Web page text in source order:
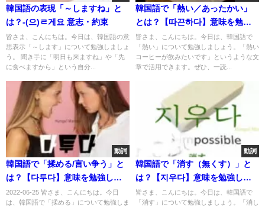
韓国語の表現「～しますね」と
は？-(으)ㄹ게요 意志・約束
皆さま、こんにちは。今日は、韓国語の意
思表示「～します」について勉強しましょ
う。 聞き手に「明日も来ますね」や「先
に食べますから」という自分...
韓国語で「熱い／あったかい」
とは？【따끈하다】意味を勉強
しよう！
皆さま、こんにちは。今日は、韓国語で
「熱い」について勉強しましょう。「熱い
コーヒーが飲みたいです」というような文
章で活用できます。ぜひ、一読...
動詞
韓国語で「揉める/言い争う」と
は？【다투다】意味を勉強しよ
う！
2022-06-25 皆さま、こんにちは。今日
は、韓国語で「揉める」について勉強しま
動詞
韓国語で「消す（無くす）」と
は？【지우다】意味を勉強しよ
う！
皆さま、こんにちは。今日は、韓国語で
「消す」について勉強しましょう。「消し